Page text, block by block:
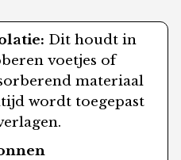
Dit houdt in
voetjes of
materiaal
wordt toegepast